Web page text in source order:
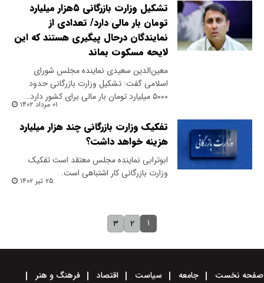
تشکیل وزارت بازرگانی ۵هزار میلیارد
تومان بار مالی دارد/ تعدادی از
نمایندگان درحال پیگیری هستند که این
لایحه مسکوت بماند
​معین‌الدین سعیدی نماینده مجلس شورای
اسلامی گفت: تشکیل وزارت بازرگانی حدود
۵۰۰۰ میلیارد تومان بار مالی برای کشور دارد…
۰۱ مرداد ۱۴۰۲
تفکیک وزارت بازرگانی چند هزار میلیارد
هزینه خواهد داشت؟
ابوترابی نماینده مجلس معتقد است تفکیک
وزارت بازرگانی کار اشتباهی است.
۲۵ تیر ۱۴۰۲
۱ ۲ ۳
صفحه نخست جامعه سیاست اقتصاد
فرهنگ و هنر